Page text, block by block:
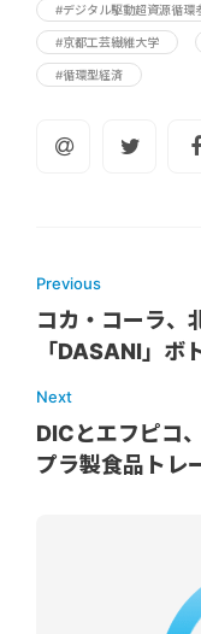
#デジタル駆動超資源循環
#京都工芸繊維大学
#循環型経済
Previous
コカ・コーラ、
「DASANI」ボ
Next
DICとエフピコ
プラ製食品トレ